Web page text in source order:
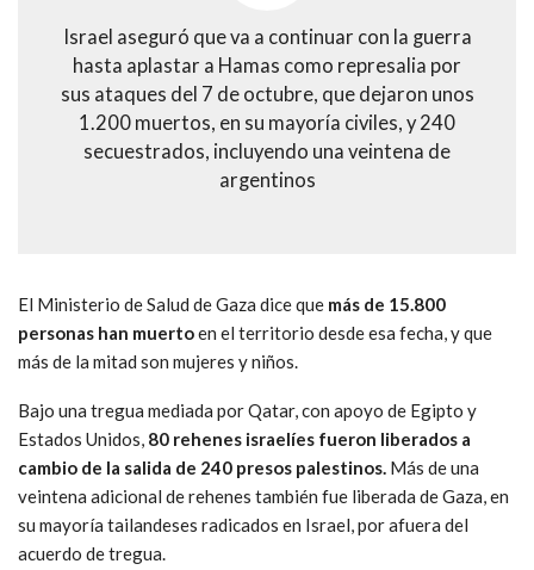
Israel aseguró que va a continuar con la guerra
hasta aplastar a Hamas como represalia por
sus ataques del 7 de octubre, que dejaron unos
1.200 muertos, en su mayoría civiles, y 240
secuestrados, incluyendo una veintena de
argentinos
El Ministerio de Salud de Gaza dice que más de 15.800
personas han muertoen el territorio desde esa fecha, y que
más de la mitad son mujeres y niños.
Bajo una tregua mediada por Qatar, con apoyo de Egipto y
Estados Unidos, 80 rehenes israelíes fueron liberados a
cambio de la salida de 240 presos palestinos. Más de una
veintena adicional de rehenes también fue liberada de Gaza, en
su mayoría tailandeses radicados en Israel, por afuera del
acuerdo de tregua.